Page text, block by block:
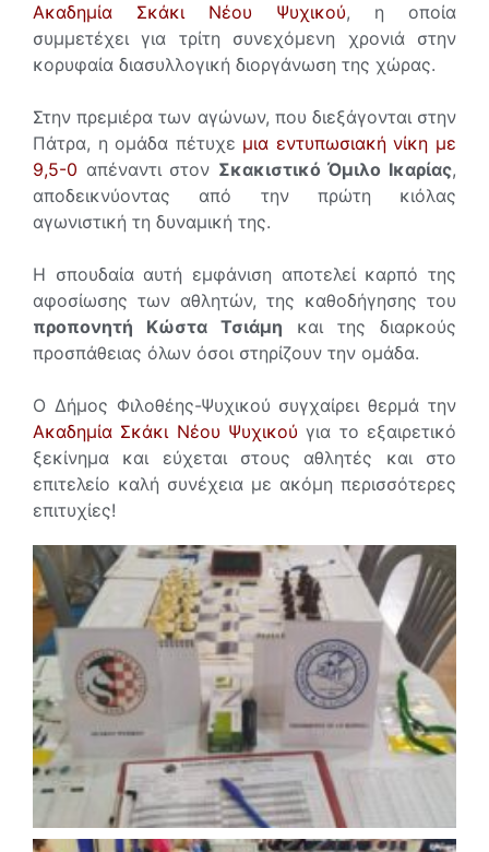
Ακαδημία Σκάκι Νέου Ψυχικού, η οποία
συμμετέχει για τρίτη συνεχόμενη χρονιά στην
κορυφαία διασυλλογική διοργάνωση της χώρας.
Στην πρεμιέρα των αγώνων, που διεξάγονται στην
Πάτρα, η ομάδα πέτυχε μια εντυπωσιακή νίκη με
9,5-0 απέναντι στον Σκακιστικό Όμιλο Ικαρίας,
αποδεικνύοντας από την πρώτη κιόλας
αγωνιστική τη δυναμική της.
Η σπουδαία αυτή εμφάνιση αποτελεί καρπό της
αφοσίωσης των αθλητών, της καθοδήγησης του
προπονητή Κώστα Τσιάμη και της διαρκούς
προσπάθειας όλων όσοι στηρίζουν την ομάδα.
Ο Δήμος Φιλοθέης-Ψυχικού συγχαίρει θερμά την
Ακαδημία Σκάκι Νέου Ψυχικού για το εξαιρετικό
ξεκίνημα και εύχεται στους αθλητές και στο
επιτελείο καλή συνέχεια με ακόμη περισσότερες
επιτυχίες!